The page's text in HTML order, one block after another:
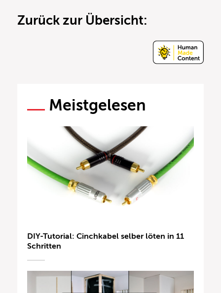
Zurück zur Übersicht:
Meistgelesen
DIY-Tutorial: Cinchkabel selber löten in 11
Schritten